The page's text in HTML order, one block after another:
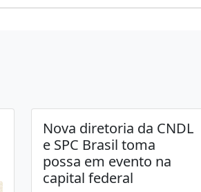
Nova diretoria da CNDL
e SPC Brasil toma
possa em evento na
capital federal